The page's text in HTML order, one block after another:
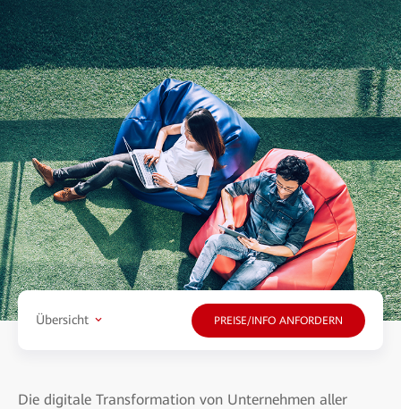
Übersicht PREISE/INFO ANFORDERN
Die digitale Transformation von Unternehmen aller